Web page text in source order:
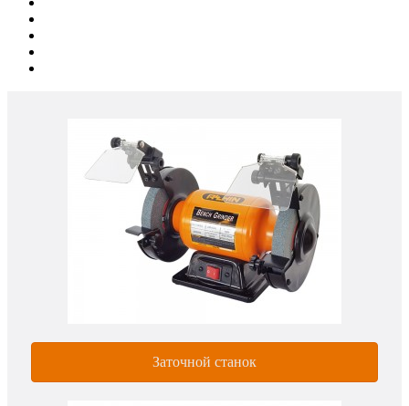
Заточной станок